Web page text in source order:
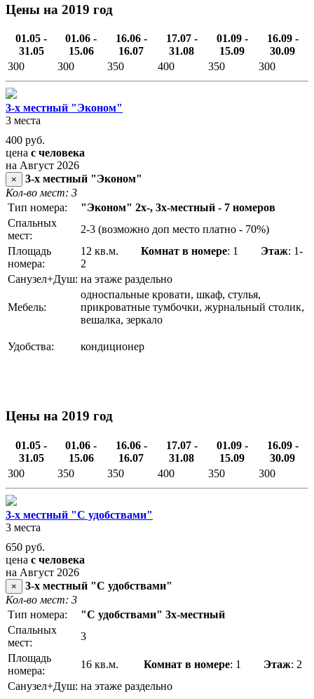
Цены на 2019 год
01.05 -
31.05
01.06 -
15.06
16.06 -
16.07
17.07 -
31.08
01.09 -
15.09
16.09 -
30.09
300
300 350 400 350 300
3-х местный "Эконом"
3 места
400 руб.
цена с человека
на Август 2026
×
3-х местный "Эконом"
Кол-во мест: 3
Тип номера:
"Эконом" 2х-, 3х-местный - 7 номеров
Спальных
мест:
2-3 (возможно доп место платно - 70%)
Площадь
номера:
12 кв.м. Комнат в номере: 1 Этаж: 1-
2
Санузел+Душ: на этаже раздельно
Мебель:
односпальные кровати, шкаф, стулья,
прикроватные тумбочки, журнальный столик,
вешалка, зеркало
Удобства: кондиционер
Цены на 2019 год
01.05 -
31.05
01.06 -
15.06
16.06 -
16.07
17.07 -
31.08
01.09 -
15.09
16.09 -
30.09
300
350 350 400 350 300
3-х местный "С удобствами"
3 места
650 руб.
цена с человека
на Август 2026
×
3-х местный "С удобствами"
Кол-во мест: 3
Тип номера:
"С удобствами" 3х-местный
Спальных
мест:
3
Площадь
номера:
16 кв.м. Комнат в номере: 1 Этаж: 2
Санузел+Душ: на этаже раздельно